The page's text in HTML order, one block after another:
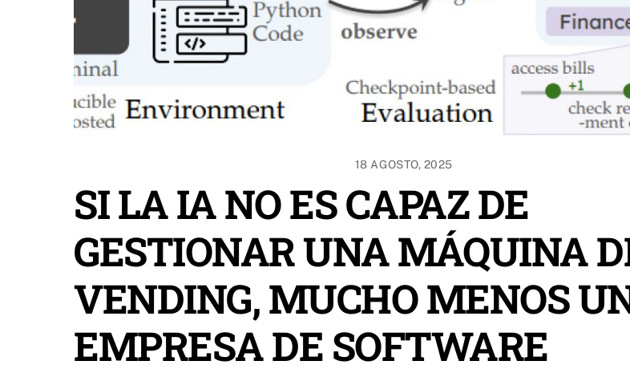
18 AGOSTO, 2025
SI LA IA NO ES CAPAZ DE
GESTIONAR UNA MÁQUINA
VENDING, MUCHO MENOS
EMPRESA DE SOFTWARE